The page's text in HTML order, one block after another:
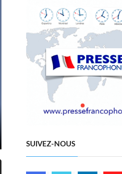
SUIVEZ-NOUS